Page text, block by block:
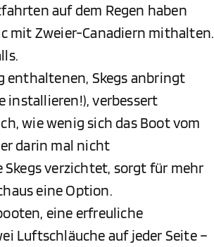
auf dem Regen haben
mit Zweier-Canadiern mithalten.
enthaltenen, Skegs anbringt
installieren!), verbessert
wie wenig sich das Boot vom
darin mal nicht
verzichtet, sorgt für mehr
eine Option.
eine erfreuliche
Luftschläuche auf jeder Seite –